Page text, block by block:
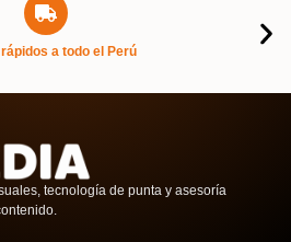
a todo el Perú
tecnología de punta y asesoría